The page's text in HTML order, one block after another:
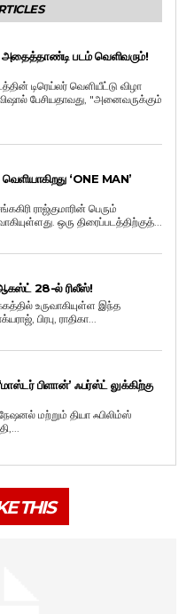
அதைத்தாண்டி படம் வெளிவரும்!
டிரெய்லர் வெளியீட்டு விழா
‘ONE MAN’
ராஜ்குமாரின் பெரும்
ஒரு திரைப்படத்திற்குத்...
28-ல் ரிலீஸ்!
உருவாகியுள்ள இந்த
பிரபு, ராதிகா...
பிளான்’ ஃபர்ஸ்ட் லுக்கிற்கு
மற்றும் தியா ஃபிலிம்ஸ்
THIS